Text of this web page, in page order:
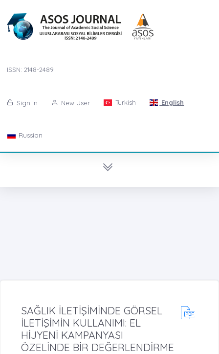
ISSN: 2148-2489
Sign in New User Turkish English
Russian
SAĞLIK İLETİŞİMİNDE GÖRSEL
İLETİŞİMİN KULLANIMI: EL
HİJYENİ KAMPANYASI
ÖZELİNDE BİR DEĞERLENDİRME